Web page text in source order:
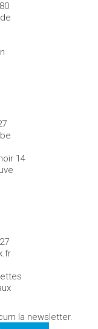
14
la newsletter.